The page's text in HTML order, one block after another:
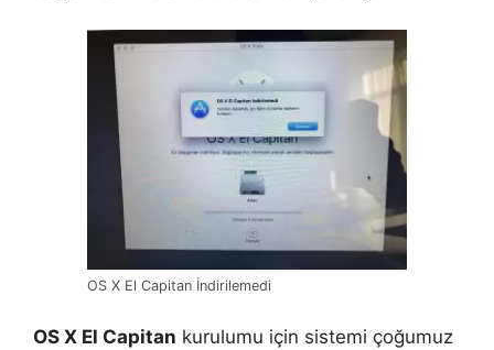
OS X El Capitan İndirilemedi
OS X El Capitan kurulumu için sistemi çoğumuz